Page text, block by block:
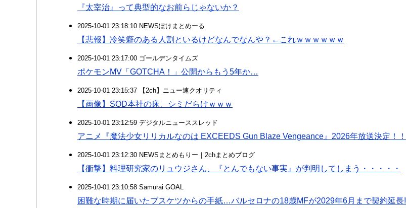
『太宰治』って典型的なお前らじゃないか？
2025-10-01 23:18:10 NEWSぽけまとめーる
【悲報】冷笑癖のある人割といるけどなんでなんや？←これｗｗｗｗｗｗ
2025-10-01 23:17:00 ゴールデンタイムズ
ポケモンMV「GOTCHA！」公開からもう5年か…
2025-10-01 23:15:37 【2ch】ニュー速クオリティ
【画像】SOD本社の床、シミだらけｗｗｗ
2025-10-01 23:12:59 デジタルニューススレッド
アニメ『魔法少女リリカルなのは EXCEEDS Gun Blaze Vengeance』2026年放送決定！！
2025-10-01 23:12:30 NEWSまとめもりー｜2chまとめブログ
【衝撃】料理研究家のリュウジさん、『とんでもない事実』が判明してしまう・・・・・
2025-10-01 23:10:58 Samurai GOAL
困難な時期に届いたブスケツからの手紙…バルセロナの18歳MFが2029年6月まで契約延長!